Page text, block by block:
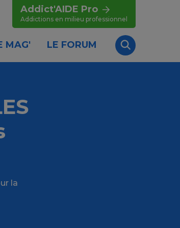
Addict'AIDE Pro
Addictions en milieu professionnel
MAG' LE FORUM
Recherche
la